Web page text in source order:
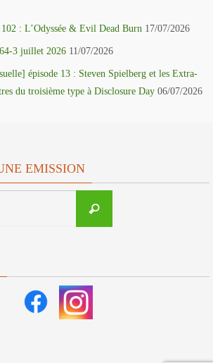
: L’Odyssée & Evil Dead Burn 17/07/2026
3 juillet 2026 11/07/2026
épisode 13 : Steven Spielberg et les Extra-
du troisième type à Disclosure Day 06/07/2026
EMISSION
Recherche